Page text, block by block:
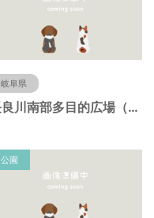
岐阜県
長良川南部多目的広場（岐阜県羽島市）
公園